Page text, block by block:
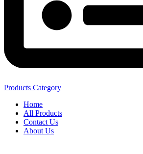
Products Category
Home
All Products
Contact Us
About Us